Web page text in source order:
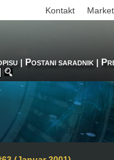
Kontakt
| POSTANI SARADNIK| P